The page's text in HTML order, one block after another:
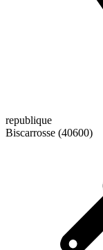
republique
Biscarrosse (40600)